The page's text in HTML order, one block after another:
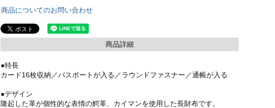
商品についてのお問い合わせ
商品詳細
●特長
カード16枚収納／パスポートが入る／ラウンドファスナー／通帳が入る
●デザイン
隆起した革が個性的な表情の鰐革、カイマンを使用した長財布です。